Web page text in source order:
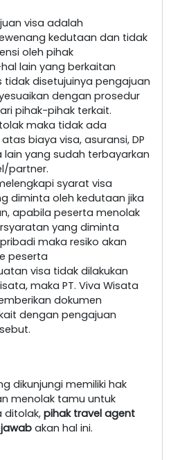
visa adalah
kedutaan dan tidak
oleh pihak
lain yang berkaitan
tidak disetujuinya pengajuan
dengan prosedur
pihak-pihak terkait.
maka tidak ada
biaya visa, asuransi, DP
lain yang sudah terbayarkan
partner.
syarat visa
diminta oleh kedutaan jika
apabila peserta menolak
yang diminta
maka resiko akan
peserta
visa tidak dilakukan
maka PT. Viva Wisata
dokumen
dengan pengajuan
dikunjungi memiliki hak
menolak tamu untuk
ditolak, pihak travel agent
akan hal ini.